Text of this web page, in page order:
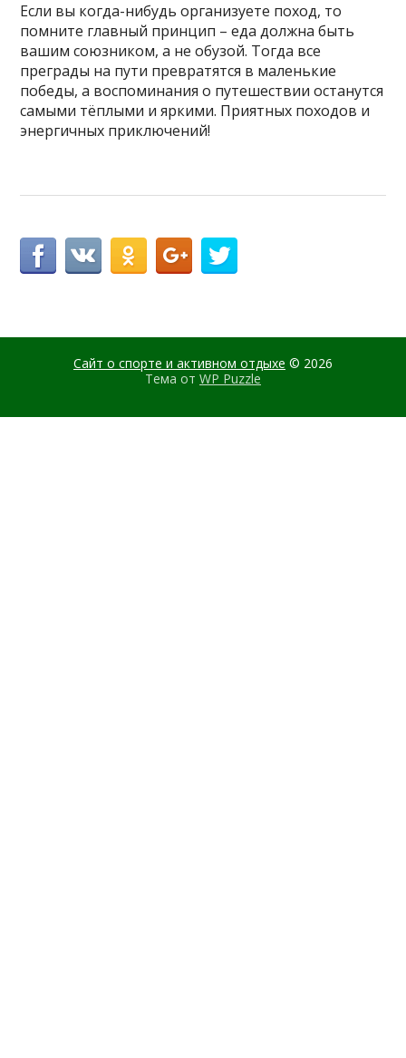
Если вы когда-нибудь организуете поход, то
помните главный принцип – еда должна быть
вашим союзником, а не обузой. Тогда все
преграды на пути превратятся в маленькие
победы, а воспоминания о путешествии останутся
самыми тёплыми и яркими. Приятных походов и
энергичных приключений!
Сайт о спорте и активном отдыхе © 2026
Тема от WP Puzzle